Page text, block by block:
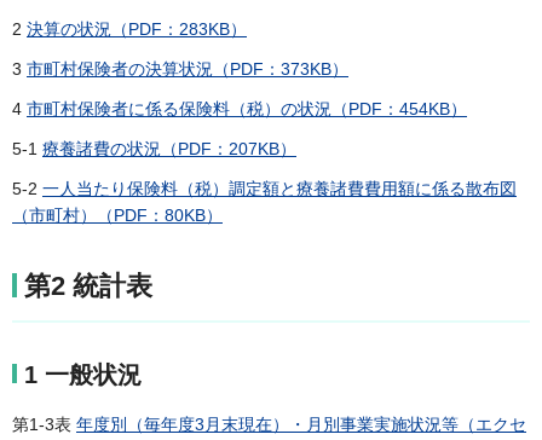
2 決算の状況（PDF：283KB）
3 市町村保険者の決算状況（PDF：373KB）
4 市町村保険者に係る保険料（税）の状況（PDF：454KB）
5-1 療養諸費の状況（PDF：207KB）
5-2 一人当たり保険料（税）調定額と療養諸費費用額に係る散布図
（市町村）（PDF：80KB）
第2 統計表
1 一般状況
第1-3表 年度別（毎年度3月末現在）・月別事業実施状況等（エクセ